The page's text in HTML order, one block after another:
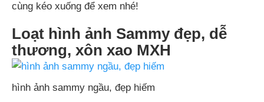
cùng kéo xuống để xem nhé!
Loạt hình ảnh Sammy đẹp, dễ
thương, xôn xao MXH
hình ảnh sammy ngầu, đẹp hiếm